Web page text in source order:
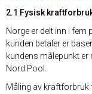
2.1 Fysisk
Norge er delt inn i fem
kunden betaler er
kundens målepunkt
Nord Pool.
Måling av kraftforbruk